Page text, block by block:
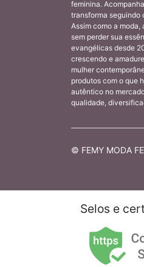
feminina.
transforma seguindo
Assim como a moda,
sem perder sua
evangélicas desde
crescendo e
mulher
produtos com o que
autêntico no
qualidade,
© FEMY MODA
Selos e